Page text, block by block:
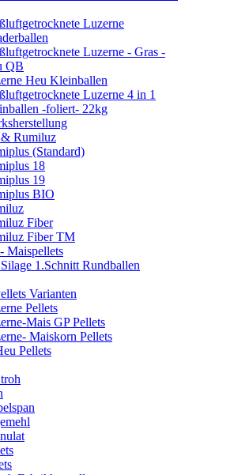
Luzerne
Luzerne - Gras -
QB
Heu Kleinballen
Luzerne 4 in 1
-foliert- 22kg
Rumiluz
(Standard)
18
19
BIO
Fiber
Fiber TM
Maispellets
1.Schnitt Rundballen
Varianten
Pellets
Mais GP Pellets
Maiskorn Pellets
Pellets